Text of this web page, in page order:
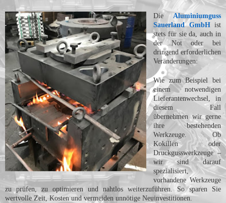
Die
Aluminiumguss
Sauerland GmbH ist
stets für sie da, auch in
der Not oder bei
dringend erforderlichen
Veränderungen:
Wie zum Beispiel bei
einem notwendigen
Lieferantenwechsel, in
diesem Fall
übernehmen wir gerne
ihre bestehenden
Werkzeuge. Ob
Kokillen oder
Druckgusswerkzeuge –
wir sind darauf
spezialisiert,
vorhandene Werkzeuge
zu prüfen, zu optimieren und nahtlos weiterzuführen. So sparen Sie
wertvolle Zeit, Kosten und vermeiden unnötige Neuinvestitionen.